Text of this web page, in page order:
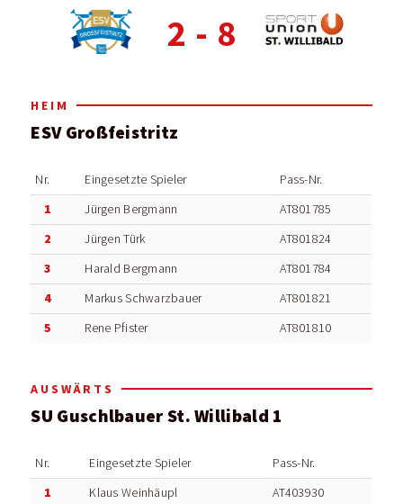
2 - 8
HEIM
ESV Großfeistritz
Nr. Eingesetzte Spieler Pass-Nr.
1 Jürgen Bergmann AT801785
2 Jürgen Türk AT801824
3 Harald Bergmann AT801784
4 Markus Schwarzbauer AT801821
5 Rene Pfister AT801810
AUSWÄRTS
SU Guschlbauer St. Willibald 1
Nr. Eingesetzte Spieler Pass-Nr.
1 Klaus Weinhäupl AT403930